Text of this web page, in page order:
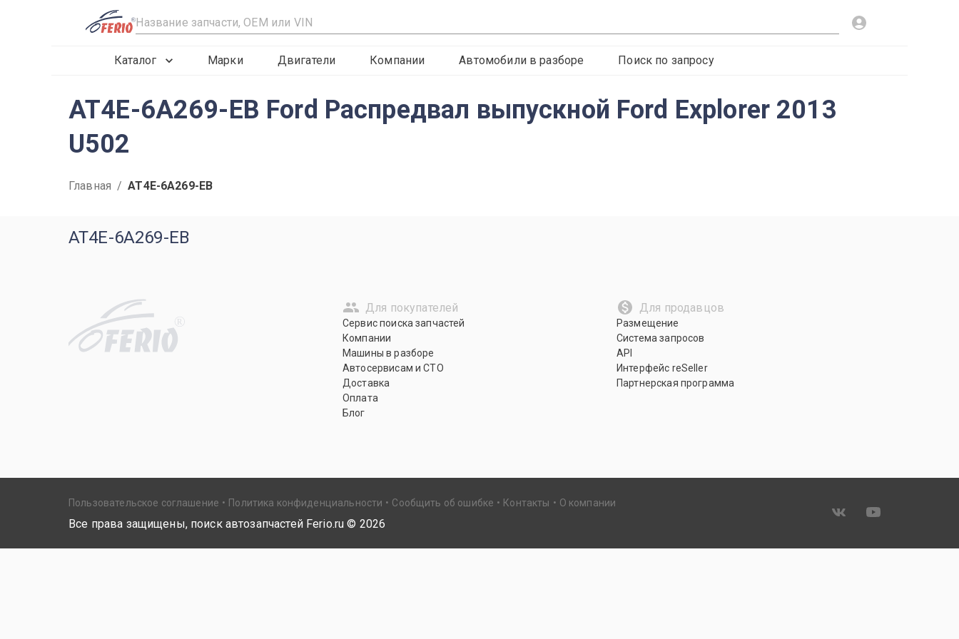
R
Каталог Марки Двигатели Компании Автомобили в разборе Поиск по запросу
AT4E-6A269-EB Ford Распредвал выпускной Ford Explorer 2013
U502
Главная / AT4E-6A269-EB
AT4E-6A269-EB
R
Для покупателей
Сервис поиска запчастей
Компании
Машины в разборе
Автосервисам и СТО
Доставка
Оплата
Блог
Для продавцов
Размещение
Система запросов
API
Интерфейс reSeller
Партнерская программа
Пользовательское соглашение Политика конфиденциальности Сообщить об ошибке Контакты О компании
Все права защищены, поиск автозапчастей Ferio.ru © 2026